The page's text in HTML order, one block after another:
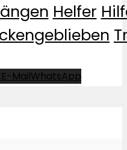
Helfer
E-MailWhatsApp